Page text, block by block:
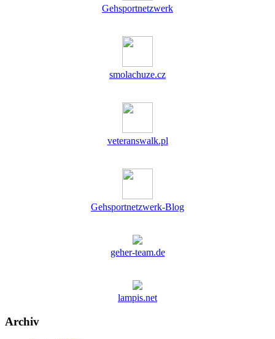
Gehsportnetzwerk
smolachuze.cz
veteranswalk.pl
Gehsportnetzwerk-Blog
geher-team.de
lampis.net
Archiv